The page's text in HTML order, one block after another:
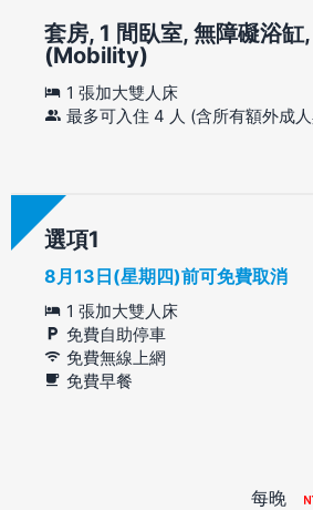
套房, 1 間臥室, 無障礙浴缸
(Mobility)
1 張加大雙人床
最多可入住 4 人 (含所有額外成
選項
8月13日(星期四)前可免費取消
1 張加大雙人床
免費自助停車
免費無線上網
免費早餐
每晚